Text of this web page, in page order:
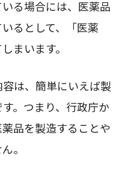
る場合には、医薬品
るとして、「医薬
まいます。
は、簡単にいえば製
。つまり、行政庁か
品を製造することや
。